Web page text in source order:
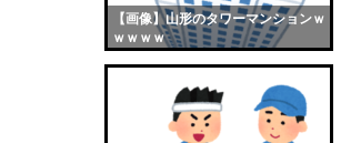
【画像】山形のタワーマンションｗ
ｗｗｗｗ